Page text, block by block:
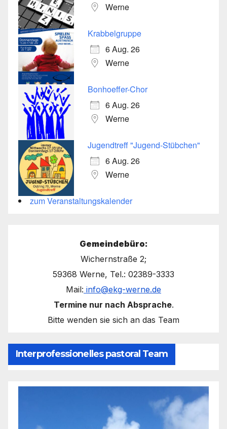
Werne
Krabbelgruppe
6 Aug. 26
Werne
Bonhoeffer-Chor
6 Aug. 26
Werne
Jugendtreff "Jugend-Stübchen"
6 Aug. 26
Werne
zum Veranstaltungskalender
Gemeindebüro:
Wichernstraße 2;
59368 Werne, Tel.: 02389-3333
Mail: info@ekg-werne.de
Termine nur nach Absprache.
Bitte wenden sie sich an das Team
Interprofessionelles pastoral Team